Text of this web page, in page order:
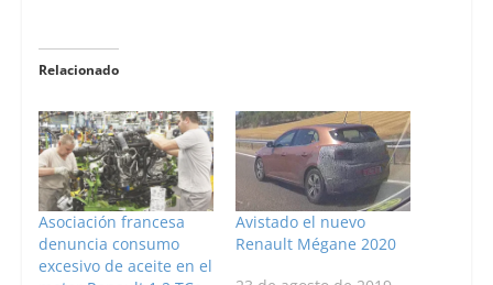
Relacionado
Asociación francesa
denuncia consumo
excesivo de aceite en el
Avistado el nuevo
Renault Mégane 2020